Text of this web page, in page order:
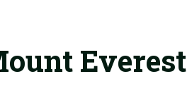
Everest